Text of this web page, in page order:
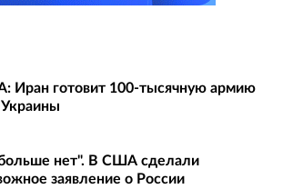
Иран готовит 100-тысячную армию
нет". В США сделали
заявление о России